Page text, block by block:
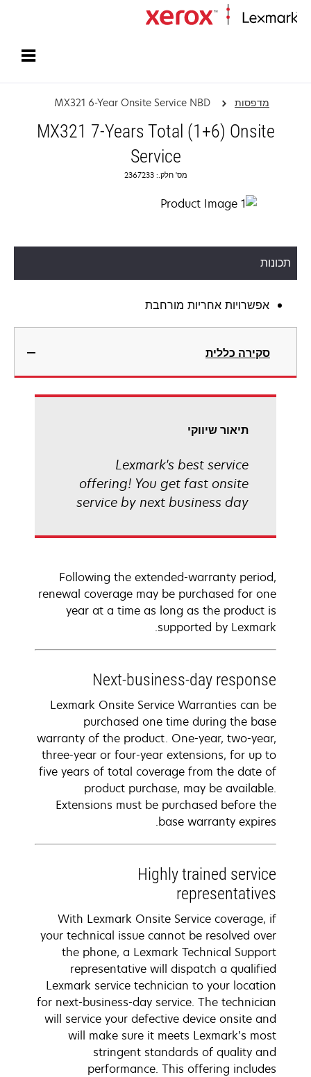
מדפסות MX321 6-Year Onsite Service NBD
MX321 7-Years Total (1+6) Onsite
Service
מס' חלק.: 2367233
תכונות
אפשרויות אחריות מורחבת
סקירה כללית
תיאור שיווקי
Lexmark's best service
offering! You get fast onsite
service by next business day
Following the extended-warranty period,
renewal coverage may be purchased for one
year at a time as long as the product is
supported by Lexmark.
Next-business-day response
Lexmark Onsite Service Warranties can be
purchased one time during the base
warranty of the product. One-year, two-year,
three-year or four-year extensions, for up to
five years of total coverage from the date of
product purchase, may be available.
Extensions must be purchased before the
base warranty expires.
Highly trained service
representatives
With Lexmark Onsite Service coverage, if
your technical issue cannot be resolved over
the phone, a Lexmark Technical Support
representative will dispatch a qualified
Lexmark service technician to your location
for next-business-day service. The technician
will service your defective device onsite and
will make sure it meets Lexmark’s most
stringent standards of quality and
performance. This offering includes